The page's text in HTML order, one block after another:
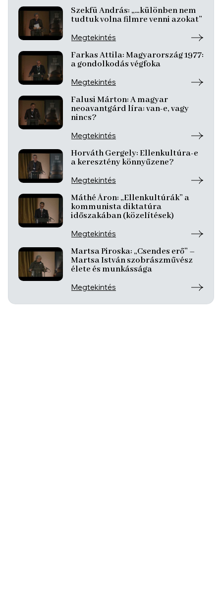
Szekfü András: „…különben nem
tudtuk volna filmre venni azokat”
Megtekintés
Farkas Attila: Magyarország 1977:
a gondolkodás végfoka
Megtekintés
Falusi Márton: A magyar
neoavantgárd líra: van-e, vagy
nincs?
Megtekintés
Horváth Gergely: Ellenkultúra-e
a keresztény könnyűzene?
Megtekintés
Máthé Áron: „Ellenkultúrák” a
kommunista diktatúra
időszakában (közelítések)
Megtekintés
Martsa Piroska: „Csendes erő” –
Martsa István szobrászművész
élete és munkássága
Megtekintés